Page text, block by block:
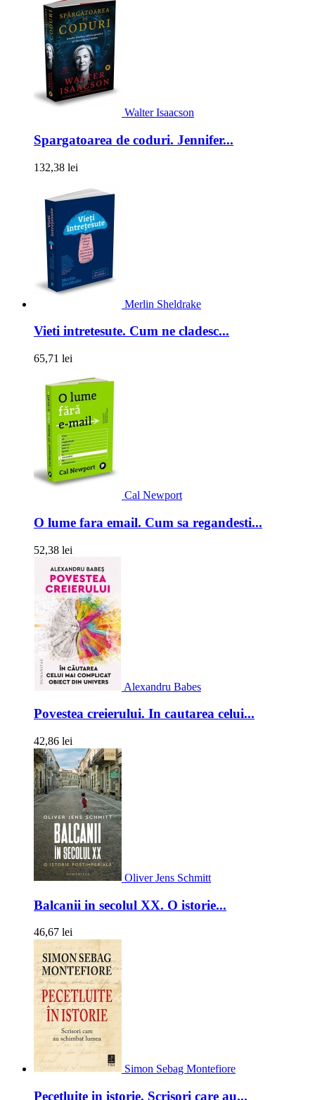
Walter Isaacson
Spargatoarea de coduri. Jennifer...
132,38 lei
Merlin Sheldrake
Vieti intretesute. Cum ne cladesc...
65,71 lei
Cal Newport
O lume fara email. Cum sa regandesti...
52,38 lei
Alexandru Babes
Povestea creierului. In cautarea celui...
42,86 lei
Oliver Jens Schmitt
Balcanii in secolul XX. O istorie...
46,67 lei
Simon Sebag Montefiore
Pecetluite in istorie. Scrisori care au...